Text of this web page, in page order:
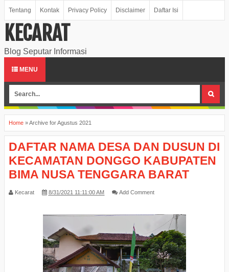
Tentang Kontak Privacy Policy Disclaimer Daftar Isi
KECARAT
Blog Seputar Informasi
MENU
Home »Archive for Agustus 2021
DAFTAR NAMA DESA DAN DUSUN DI
KECAMATAN DONGGO KABUPATEN
BIMA NUSA TENGGARA BARAT
Kecarat 8/31/2021 11:11:00 AM Add Comment